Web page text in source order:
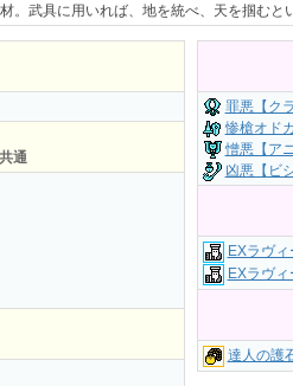
。武具に用いれば、地を統べ、天を掴むと
通
罪悪【ク
惨槍オド
憎悪【ア
凶悪【ビ
EXラヴ
EXラヴ
達人の護